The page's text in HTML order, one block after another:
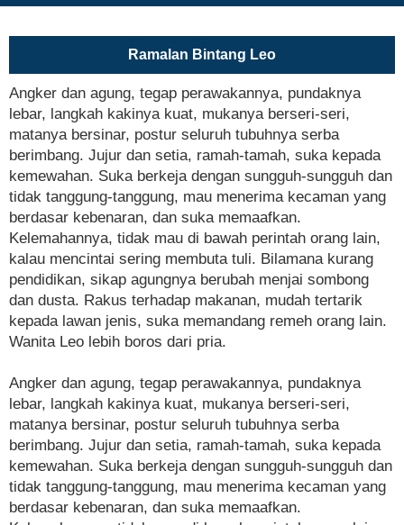
Ramalan Bintang Leo
Angker dan agung, tegap perawakannya, pundaknya
lebar, langkah kakinya kuat, mukanya berseri-seri,
matanya bersinar, postur seluruh tubuhnya serba
berimbang. Jujur dan setia, ramah-tamah, suka kepada
kemewahan. Suka berkeja dengan sungguh-sungguh dan
tidak tanggung-tanggung, mau menerima kecaman yang
berdasar kebenaran, dan suka memaafkan.
Kelemahannya, tidak mau di bawah perintah orang lain,
kalau mencintai sering membuta tuli. Bilamana kurang
pendidikan, sikap agungnya berubah menjai sombong
dan dusta. Rakus terhadap makanan, mudah tertarik
kepada lawan jenis, suka memandang remeh orang lain.
Wanita Leo lebih boros dari pria.
Angker dan agung, tegap perawakannya, pundaknya
lebar, langkah kakinya kuat, mukanya berseri-seri,
matanya bersinar, postur seluruh tubuhnya serba
berimbang. Jujur dan setia, ramah-tamah, suka kepada
kemewahan. Suka berkeja dengan sungguh-sungguh dan
tidak tanggung-tanggung, mau menerima kecaman yang
berdasar kebenaran, dan suka memaafkan.